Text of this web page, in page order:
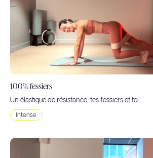
100% fessiers
Un élastique de résistance, tes fessiers et toi
Intense